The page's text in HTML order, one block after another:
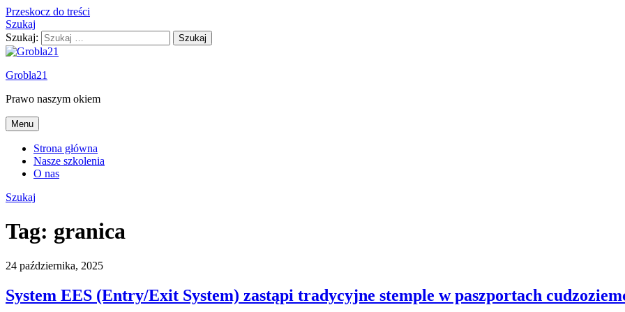
Przeskocz do treści
Szukaj
Szukaj:
Grobla21
Prawo naszym okiem
Menu
Strona główna
Nasze szkolenia
O nas
Szukaj
Tag: granica
24 października, 2025
System EES (Entry/Exit System) zastąpi tradycyjne stemple w paszportach